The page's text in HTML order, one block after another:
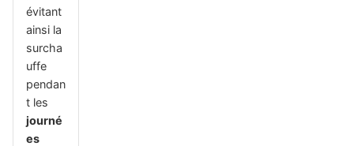
évitant
ainsi la
surcha
uffe
pendan
t les
journé
es